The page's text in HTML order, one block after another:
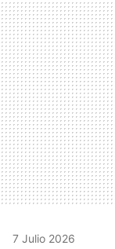
7 Julio 2026